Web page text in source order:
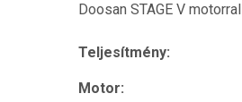
Doosan STAGE V motorral
Teljesítmény:
Motor: